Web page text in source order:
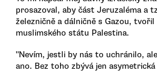
prosazoval, aby část Jeruzaléma a
železničně a dálničně s Gazou,
muslimského státu Palestina.
"Nevím, jestli by nás to uchránilo,
ano. Bez toho zbývá jen